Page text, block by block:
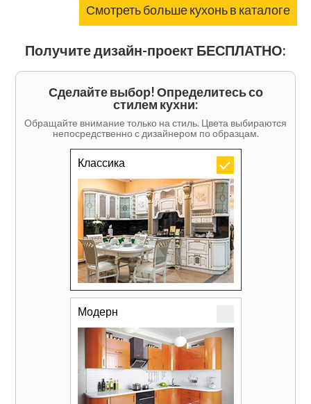
Смотреть больше кухонь в каталоге
Получите дизайн-проект БЕСПЛАТНО:
Сделайте выбор! Определитесь со
стилем кухни:
Обращайте внимание только на стиль. Цвета выбираются
непосредственно с дизайнером по образцам.
Классика
Модерн